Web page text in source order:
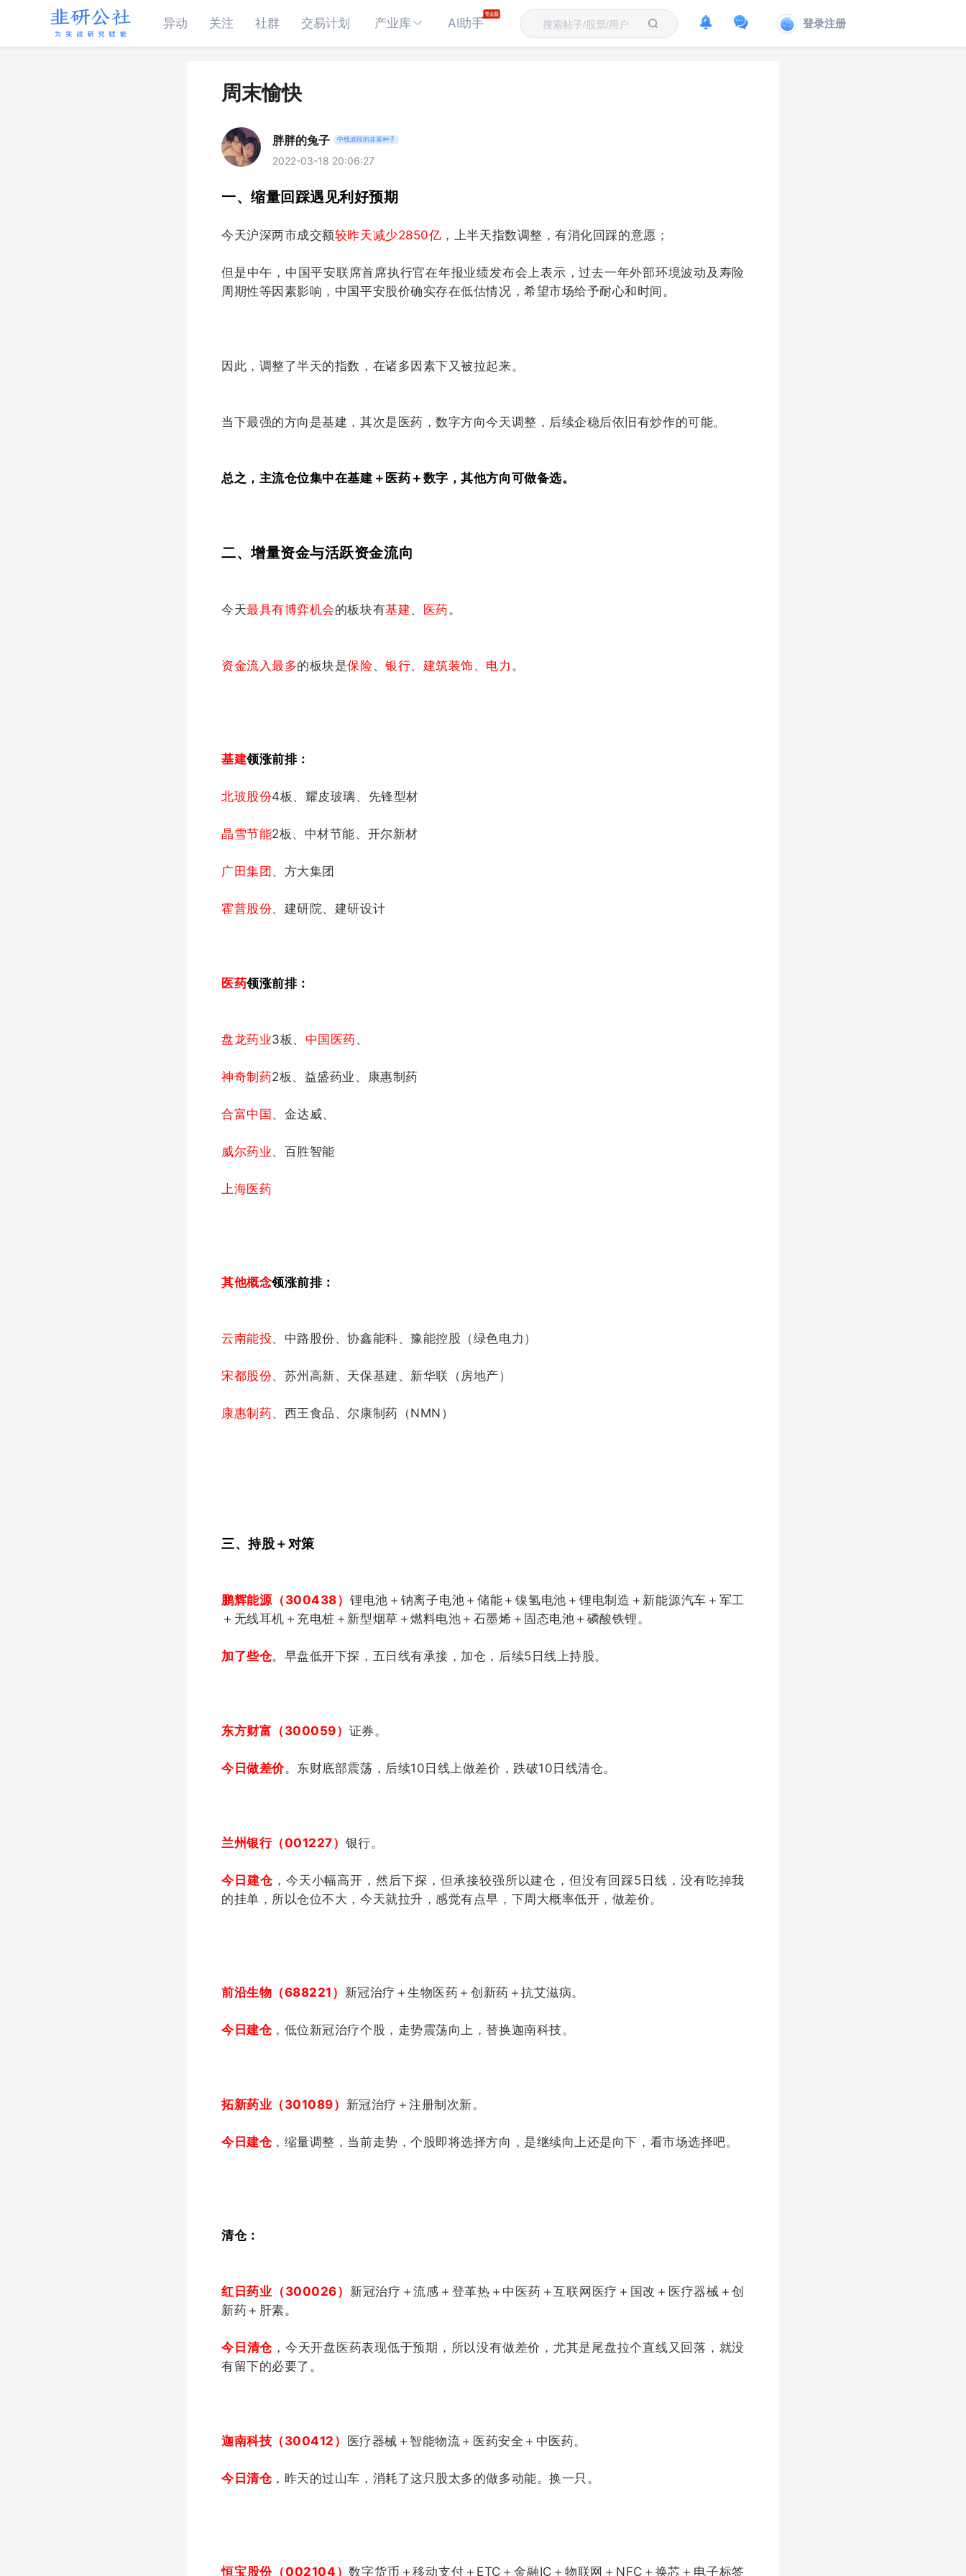
异动 关注 社群 交易计划 产业库 AI助手 登录注册
周末愉快
胖胖的兔子 中线波段的韭菜种子
2022-03-18 20:06:27
一、缩量回踩遇见利好预期
今天沪深两市成交额较昨天减少2850亿 ，上半天指数调整，有消化回踩的意愿；
但是中午，中国平安联席首席执行官在年报业绩发布会上表示，过去一年外部环境波动及寿险
周期性等因素影响，中国平安股价确实存在低估情况，希望市场给予耐心和时间。
因此，调整了半天的指数，在诸多因素下又被拉起来。
当下最强的方向是基建，其次是医药，数字方向今天调整，后续企稳后依旧有炒作的可能。
总之，主流仓位集中在基建＋医药＋数字，其他方向可做备选。
二、增量资金与活跃资金流向
今天最具有博弈机会的板块有基建、 医药。
资金流入最多的板块是保险 、银行、建筑装饰、电力 。
基建领涨前排：
北玻股份4板、耀皮玻璃、先锋型材
晶雪节能2板、中材节能、开尔新材
广田集团 、方大集团
霍普股份、建研院、建研设计
医药领涨前排：
盘龙药业3板、 中国医药、
神奇制药2板、益盛药业、康惠制药
合富中国 、金达威、
威尔药业、百胜智能
上海医药
其他概念领涨前排：
云南能投、中路股份、协鑫能科、豫能控股（绿色电力）
宋都股份、苏州高新、天保基建、新华联（房地产）
康惠制药、西王食品、尔康制药（NMN）
三、持股＋对策
鹏辉能源（300438） 锂电池＋钠离子电池＋储能＋镍氢电池＋锂电制造＋新能源汽车＋军工
＋无线耳机＋充电桩＋新型烟草＋燃料电池＋石墨烯＋固态电池＋磷酸铁锂。
加了些仓。早盘低开下探，五日线有承接，加仓，后续5日线上持股。
东方财富（300059） 证券。
今日做差价。东财底部震荡，后续10日线上做差价，跌破10日线清仓。
兰州银行（001227） 银行。
今日建仓 ，今天小幅高开，然后下探，但承接较强所以建仓，但没有回踩5日线，没有吃掉我
的挂单，所以仓位不大，今天就拉升，感觉有点早，下周大概率低开，做差价。
前沿生物（688221） 新冠治疗＋生物医药＋创新药＋抗艾滋病。
今日建仓 ，低位新冠治疗个股，走势震荡向上，替换迦南科技。
拓新药业（301089） 新冠治疗＋注册制次新。
今日建仓 ，缩量调整，当前走势，个股即将选择方向，是继续向上还是向下，看市场选择吧。
清仓：
红日药业（300026） 新冠治疗＋流感＋登革热＋中医药＋互联网医疗＋国改＋医疗器械＋创
新药＋肝素。
今日清仓 ，今天开盘医药表现低于预期，所以没有做差价，尤其是尾盘拉个直线又回落，就没
有留下的必要了。
迦南科技（300412） 医疗器械＋智能物流＋医药安全＋中医药。
今日清仓 ，昨天的过山车，消耗了这只股太多的做多动能。换一只。
恒宝股份（002104）数字货币＋移动支付＋ETC＋金融IC＋物联网＋NFC＋换芯＋电子标签